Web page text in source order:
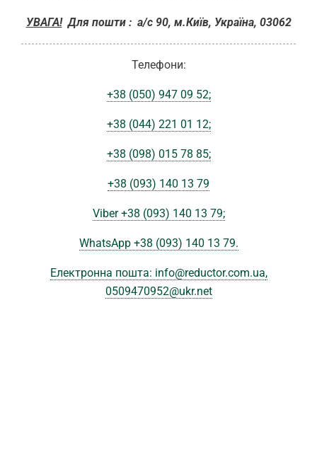
УВАГА!Для пошти : а/с 90, м.Київ, Україна, 03062
Телефони:
+38 (050) 947 09 52;
+38 (044) 221 01 12;
+38 (098) 015 78 85;
+38 (093) 140 13 79
Viber +38 (093) 140 13 79;
WhatsApp +38 (093) 140 13 79.
Електронна пошта: info@reductor.com.ua,
0509470952@ukr.net